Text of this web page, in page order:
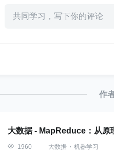
unittest
模块。
个简单的例子：
unittest
TestMath (unittest.
共同学习，写下你的评论
作
大数据 - MapReduce：从原
1960 大数据 机器学习